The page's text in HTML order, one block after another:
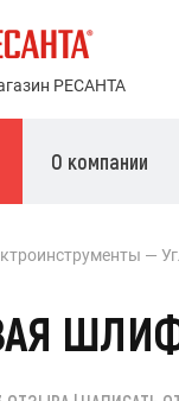
РЕСАНТА
О компании